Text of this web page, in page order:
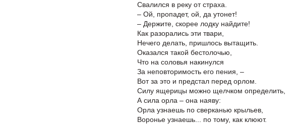
Свалился в реку от страха.
– Ой, пропадет, ой, да утонет!
– Держите, скорее лодку найдите!
Как разорались эти твари,
Нечего делать, пришлось вытащить.
Оказался такой бестолочью,
Что на соловья накинулся
За неповторимость его пения, –
Вот за это и предстал перед орлом.
Силу ящерицы можно щелчком определить,
А сила орла – она наяву:
Орла узнаешь по сверканью крыльев,
Воронье узнаешь... по тому, как клюют.